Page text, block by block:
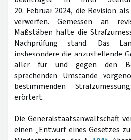
20. Februar 2024, die Revision
verwerfen. Gemessen an
Maßstäben halte die
Nachprüfung stand. Das
insbesondere die anzustellende
aller für und gegen den
sprechenden Umstände
bestimmenden
erörtert.
Die Generalstaatsanwaltschaft
einen „Entwurf eines Gesetzes